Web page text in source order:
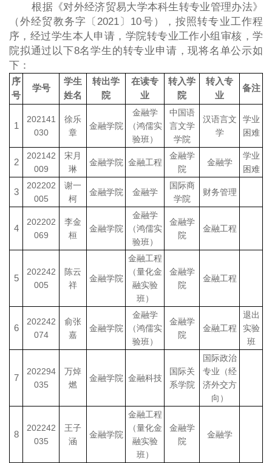
根据《对外经济贸易大学本科生转专业管理办法》
（外经贸教务字〔2021〕10号），按照转专业工作程
序，经过学生本人申请，学院转专业工作小组审核，学
院拟通过以下8名学生的转专业申请，现将名单公示如
下：
序
号
学号
学生
姓名
转出学
院
在读专
业
转入学
院
转入专
业
备注
1
202141
030
徐乐
章
金融学院
金融学
（鸿儒实
验班）
中国语
言文学
学院
汉语言文
学
学业
困难
2
202142
009
宋月
琳
金融学院 金融工程
金融学
院
金融学
学业
困难
3
202202
005
谢一
柯
金融学院 金融学
国际商
学院
财务管理
4
202202
069
李金
桓
金融学院
金融学
（鸿儒实
验班）
金融学
院
金融工程
5
202242
005
陈云
祥
金融学院
金融工程
（量化金
融实验
班）
金融学
院
金融工程
6
202242
074
俞张
嘉
金融学院
金融学
（鸿儒实
验班）
金融学
院
金融工程
退出
实验
班
7
202294
035
万焯
燃
金融学院 金融科技
国际关
系学院
国际政治
专业（经
济外交方
向）
8
202242
035
王子
涵
金融学院
金融工程
（量化金
融实验
班）
金融学
院
金融学